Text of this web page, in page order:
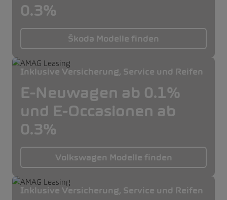
0.3%
Škoda Modelle finden
Inklusive Versicherung, Service und Reifen
E-Neuwagen ab 0.1%
und E-Occasionen ab
0.3%
Volkswagen Modelle finden
Inklusive Versicherung, Service und Reifen